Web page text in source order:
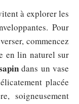
à explorer les
Pour
commencez
en lin naturel sur
dans un vase
placée
soigneusement